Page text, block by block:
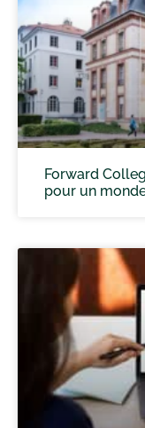
Forward
pour un